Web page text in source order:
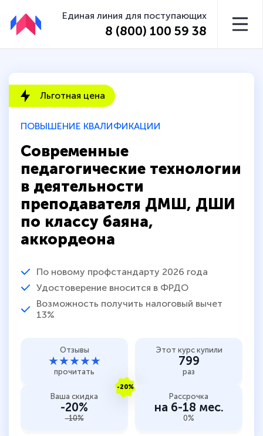
Единая линия для поступающих
8 (800) 100 59 38
ПОВЫШЕНИЕ КВАЛИФИКАЦИИ
Современные
педагогические технологии
в деятельности
преподавателя ДМШ, ДШИ
по классу баяна,
аккордеона
По новому профстандарту 2026 года
Удостоверение вносится в ФРДО
Возможность получить налоговый вычет
13%
Льготная цена
Отзывы
★★★★★
прочитать
Этот курс купили
799
раз
-20%
Ваша скидка
-20%
-10%
Рассрочка
на 6-18 мес.
0%